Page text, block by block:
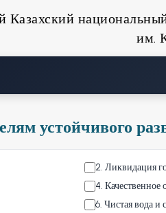
Казахский
им.
устойчивого
2. Ликвидация
4. Качественное
6. Чистая вода и